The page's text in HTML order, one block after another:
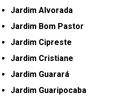
Jardim Alvorada
Jardim Bom Pastor
Jardim Cipreste
Jardim Cristiane
Jardim Guarará
Jardim Guaripocaba